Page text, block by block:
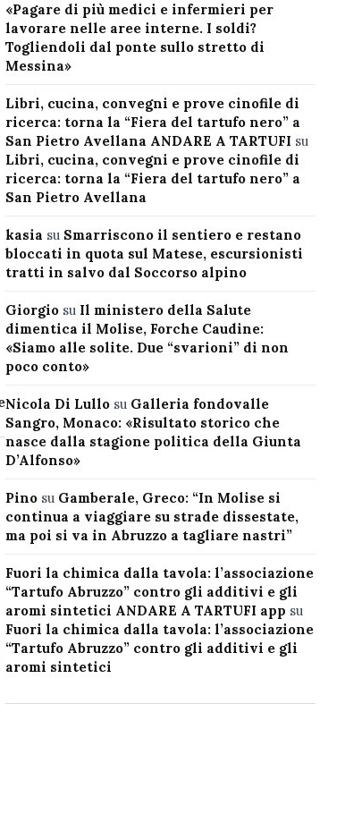
«Pagare di più medici e infermieri per
lavorare nelle aree interne. I soldi?
Togliendoli dal ponte sullo stretto di
Messina»
Libri, cucina, convegni e prove cinofile di
ricerca: torna la “Fiera del tartufo nero” a
San Pietro Avellana ANDARE A TARTUFI su
Libri, cucina, convegni e prove cinofile di
ricerca: torna la “Fiera del tartufo nero” a
San Pietro Avellana
kasia su Smarriscono il sentiero e restano
bloccati in quota sul Matese, escursionisti
tratti in salvo dal Soccorso alpino
Giorgiosu Il ministero della Salute
dimentica il Molise, Forche Caudine:
«Siamo alle solite. Due “svarioni” di non
poco conto»
Nicola Di Lullosu Galleria fondovalle
Sangro, Monaco: «Risultato storico che
nasce dalla stagione politica della Giunta
D’Alfonso»
Pinosu Gamberale, Greco: “In Molise si
continua a viaggiare su strade dissestate,
ma poi si va in Abruzzo a tagliare nastri”
Fuori la chimica dalla tavola: l’associazione
“Tartufo Abruzzo” contro gli additivi e gli
aromi sintetici ANDARE A TARTUFI app su
Fuori la chimica dalla tavola: l’associazione
“Tartufo Abruzzo” contro gli additivi e gli
aromi sintetici